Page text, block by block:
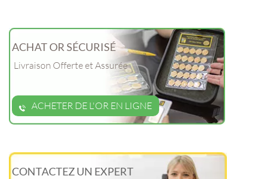
ACHAT OR SÉCURISÉ
Livraison Offerte et Assurée
ACHETER DE L'OR EN LIGNE
CONTACTEZ UN EXPERT